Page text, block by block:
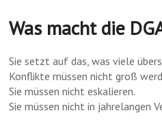
Was macht die
Sie setzt auf das, was viele
Konflikte müssen nicht groß
Sie müssen nicht eskalieren.
Sie müssen nicht in jahrelangen